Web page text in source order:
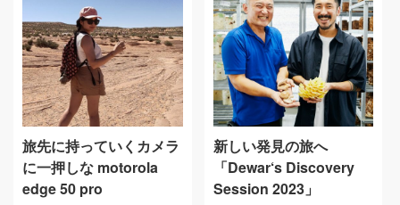
旅先に持っていくカメラ
に一押しな motorola
edge 50 pro
新しい発見の旅へ
「Dewar‘s Discovery
Session 2023」